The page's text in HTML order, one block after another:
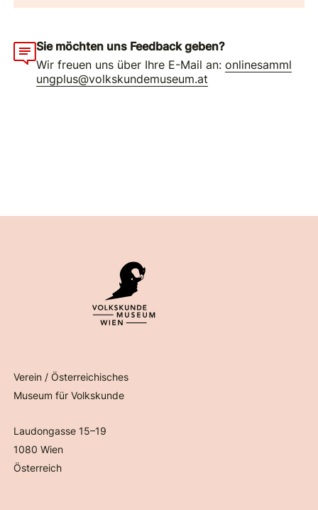
Sie möchten uns Feedback geben?
Wir freuen uns über Ihre E-Mail an:onlinesamml
ungplus@volkskundemuseum.at
Verein / Österreichisches
Museum für Volkskunde
Laudongasse 15–19
1080 Wien
Österreich